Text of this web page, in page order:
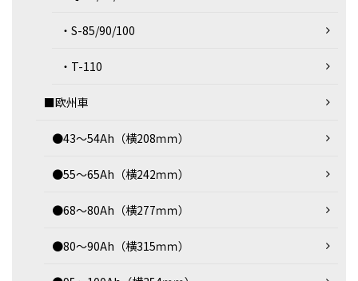
・S-85/90/100
・T-110
■欧州車
●43～54Ah（横208ｍｍ）
●55～65Ah（横242ｍｍ）
●68～80Ah（横277ｍｍ）
●80～90Ah（横315ｍｍ）